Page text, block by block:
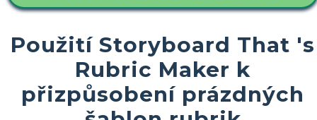
Použití Storyboard That 's
Rubric Maker k
přizpůsobení prázdných